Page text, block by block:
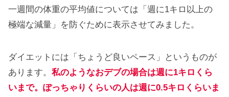
一週間の体重の平均値については「週に1キロ以上の
極端な減量」を防ぐために表示させてみました。
ダイエットには「ちょうど良いペース」というものが
あります。 私のようなおデブの場合は週に1キロくら
いまで。ぽっちゃりくらいの人は週に0.5キロくらいま